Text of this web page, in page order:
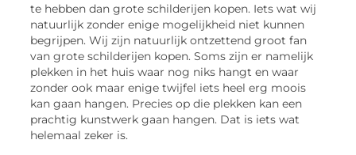
te hebben dan grote schilderijen kopen. Iets wat wij
natuurlijk zonder enige mogelijkheid niet kunnen
begrijpen. Wij zijn natuurlijk ontzettend groot fan
van grote schilderijen kopen. Soms zijn er namelijk
plekken in het huis waar nog niks hangt en waar
zonder ook maar enige twijfel iets heel erg moois
kan gaan hangen. Precies op die plekken kan een
prachtig kunstwerk gaan hangen. Dat is iets wat
helemaal zeker is.